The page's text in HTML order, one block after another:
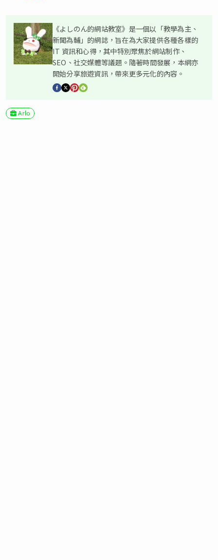
《よしのん的網站教室》是一個以「教學為主、
新聞為輔」的網誌，旨在為大家提供各種各樣的
IT 資訊和心得，其中特別聚焦於網站制作、
SEO、社交媒體等議題。隨著時間發展，本網亦
開始分享旅遊資訊，帶來更多元化的內容。
Arlo